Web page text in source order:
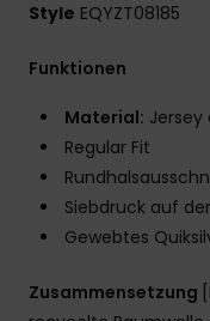
Style EQYZT08185
Funktionen
Material:
Regular Fit
Siebdruck auf
Gewebtes
Zusammensetzung